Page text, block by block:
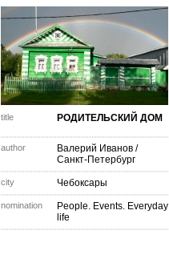
title РОДИТЕЛЬСКИЙ ДОМ
author Валерий Иванов /
Санкт-Петербург
city Чебоксары
nomination
People. Events. Everyday
life